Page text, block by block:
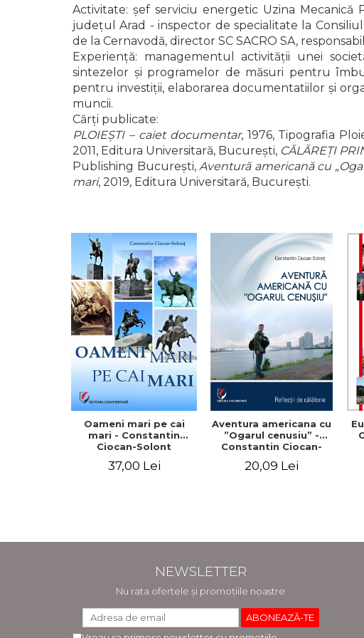
ADMINISTRATIVE
ȘTIINȚE ECONOMICE
ȘTIINȚE EXACTE
EDUCAȚIE FIZICĂ ȘI SPORT
PREUNIVERSITARIA
ÎN CURS DE APARIȚIE
PACHETE DE STUDIU
PROMOȚIILE LUNII
Cum Cumpăr
Politica de Retur
Formular de Retur
Activitate: șef serviciu energetic Uzina
județul Arad - inspector de specialitate la
de la Cernavodă, director SC SACRO SA,
Experiență: managementul activității unei
sintezelor și programelor de măsuri pentru
pentru investiții, elaborarea documentatiilor și
muncii.
Cărți publicate:
PLOIEȘTI – caiet documentar, 1976, Tipografia
2011, Editura Universitară, București, CĂLĂREȚI
Publishing București,Aventură americană cu
mari, 2019, Editura Universitară, București.
Oameni mari pe cai
mari - Constantin
Ciocan-Solont
37,00 Lei
Aventura americana cu
”Ogarul cenusiu” -
Constantin Ciocan-
20,09 Lei
NEWSLETTER
Nu rata ofertele și promoțiile noastre